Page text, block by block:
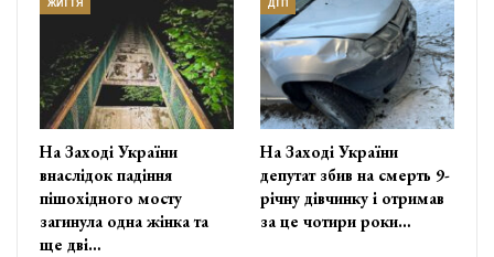
ЖИТТЯ
На Заході України
внаслідок падіння
пішохідного мосту
загинула одна жінка та
ще дві…
ДТП
На Заході України
депутат збив на смерть 9-
річну дівчинку і отримав
за це чотири роки…